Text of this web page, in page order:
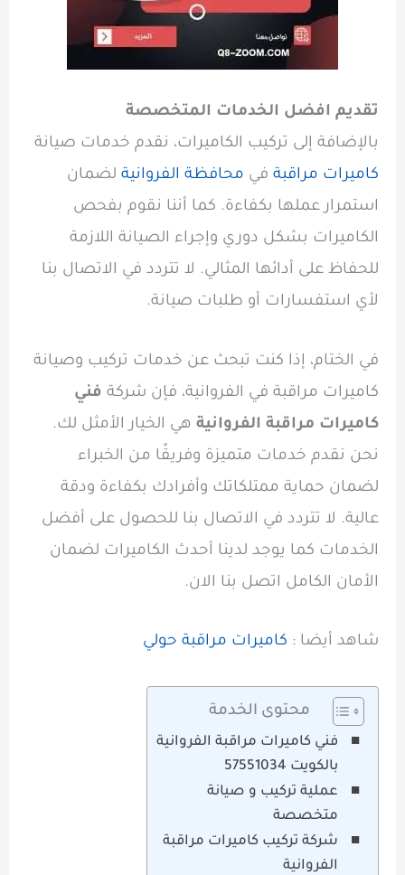
تقديم افضل الخدمات المتخصصة
بالإضافة إلى تركيب الكاميرات، نقدم خدمات صيانة
كاميرات مراقبة في محافظة الفروانية لضمان
استمرار عملها بكفاءة. كما أننا نقوم بفحص
الكاميرات بشكل دوري وإجراء الصيانة اللازمة
للحفاظ على أدائها المثالي. لا تتردد في الاتصال بنا
لأي استفسارات أو طلبات صيانة.
في الختام، إذا كنت تبحث عن خدمات تركيب وصيانة
كاميرات مراقبة في الفروانية، فإن شركة فني
كاميرات مراقبة الفروانية هي الخيار الأمثل لك.
نحن نقدم خدمات متميزة وفريقًا من الخبراء
لضمان حماية ممتلكاتك وأفرادك بكفاءة ودقة
عالية. لا تتردد في الاتصال بنا للحصول على أفضل
الخدمات كما يوجد لدينا أحدث الكاميرات لضمان
الأمان الكامل اتصل بنا الان.
شاهد أيضا : كاميرات مراقبة حولي
محتوى الخدمة
فني كاميرات مراقبة الفروانية
بالكويت 57551034
عملية تركيب و صيانة
متخصصة
شركة تركيب كاميرات مراقبة
الفروانية